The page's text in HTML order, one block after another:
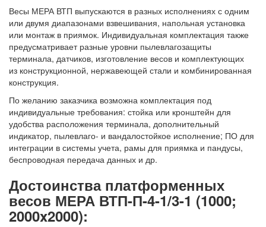
Весы МЕРА ВТП выпускаются в разных исполнениях с одним
или двумя диапазонами взвешивания, напольная установка
или монтаж в приямок. Индивидуальная комплектация также
предусматривает разные уровни пылевлагозащиты
терминала, датчиков, изготовление весов и комплектующих
из конструкционной, нержавеющей стали и комбинированная
конструкция.
По желанию заказчика возможна комплектация под
индивидуальные требования: стойка или кронштейн для
удобства расположения терминала, дополнительный
индикатор, пылевлаго- и вандалостойкое исполнение; ПО для
интеграции в системы учета, рамы для приямка и пандусы,
беспроводная передача данных и др.
Достоинства платформенных
весов МЕРА ВТП-П-4-1/3-1 (1000;
2000x2000):